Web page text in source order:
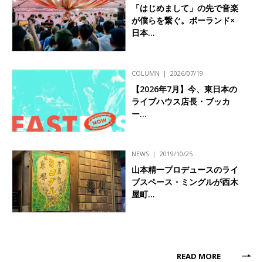
「はじめまして」の先で音楽
が僕らを繋ぐ。ポーランド×
日本…
COLUMN 2026/07/19
【2026年7月】今、東日本の
ライブハウス店長・ブッカ
ー…
NEWS 2019/10/25
山本精一プロデュースのライ
ブスペース・ミングルが西木
屋町…
READ MORE